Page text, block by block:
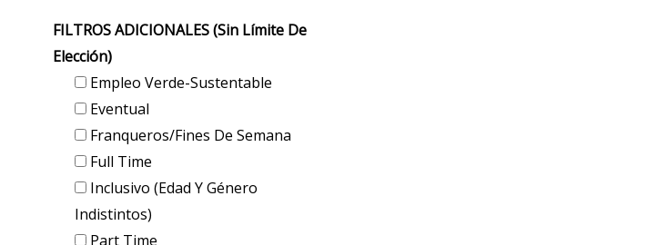
FILTROS ADICIONALES (sin Límite De
Elección)
Empleo Verde-Sustentable
Eventual
Franqueros/Fines De Semana
Full Time
Inclusivo (edad Y Género
Indistintos)
Part Time